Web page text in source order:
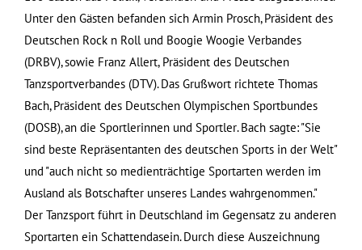
Unter den Gästen befanden sich Armin Prosch, Präsident des
Deutschen Rock n Roll und Boogie Woogie Verbandes
(DRBV), sowie Franz Allert, Präsident des Deutschen
Tanzsportverbandes (DTV). Das Grußwort richtete Thomas
Bach, Präsident des Deutschen Olympischen Sportbundes
(DOSB), an die Sportlerinnen und Sportler. Bach sagte: "Sie
sind beste Repräsentanten des deutschen Sports in der Welt"
und "auch nicht so medienträchtige Sportarten werden im
Ausland als Botschafter unseres Landes wahrgenommen."
Der Tanzsport führt in Deutschland im Gegensatz zu anderen
Sportarten ein Schattendasein. Durch diese Auszeichnung